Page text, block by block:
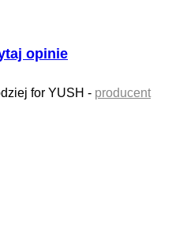
opinie
for YUSH - producent